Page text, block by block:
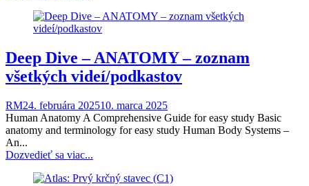
Deep Dive – ANATOMY – zoznam
všetkých videí/podkastov
RM24. februára 202510. marca 2025
Human Anatomy A Comprehensive Guide for easy study Basic
anatomy and terminology for easy study Human Body Systems –
An...
Dozvedieť sa viac...